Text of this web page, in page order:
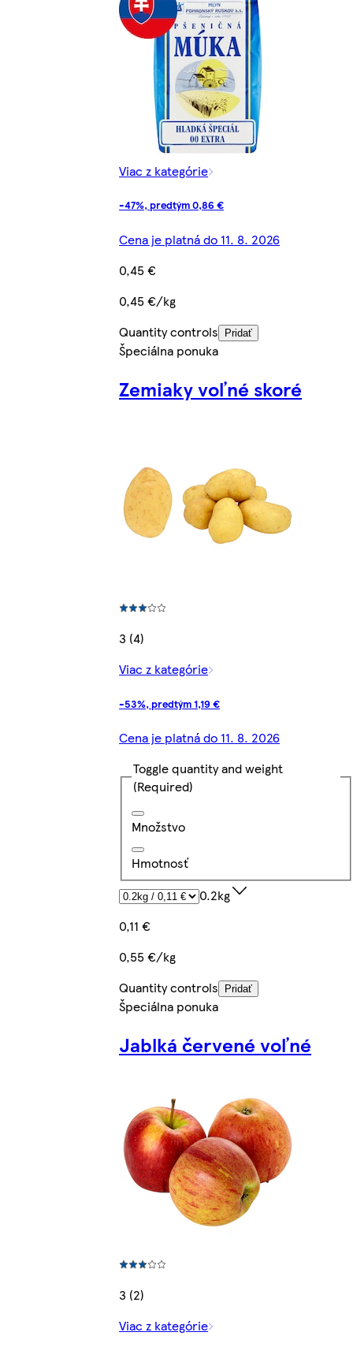
Viac z kategórie
-47%, predtým 0,86 €
Cena je platná do 11. 8. 2026
0,45 €
0,45 €/kg
Quantity controls Pridať
Špeciálna ponuka
Zemiaky voľné skoré
3 (4)
Viac z kategórie
-53%, predtým 1,19 €
Cena je platná do 11. 8. 2026
Toggle quantity and weight
(Required)
Množstvo
Hmotnosť
0.2kg
0,11 €
0,55 €/kg
Quantity controls
Pridať
Špeciálna ponuka
Jablká červené voľné
3 (2)
Viac z kategórie